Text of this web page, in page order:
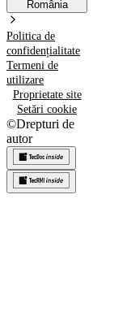
România
Politica de
confidențialitate
Termeni de
utilizare
Proprietate site
Setări cookie
©Drepturi de
autor